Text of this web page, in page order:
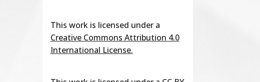
This work is licensed under a
Creative Commons Attribution 4.0
International License.